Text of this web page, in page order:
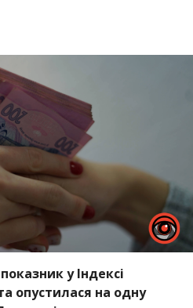
у Індексі
опустилася на одну